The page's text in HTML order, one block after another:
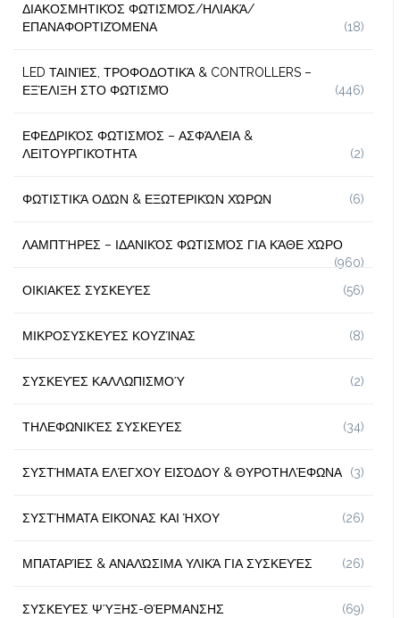
ΔΙΑΚΟΣΜΗΤΙΚΌΣ ΦΩΤΙΣΜΌΣ/ΗΛΙΑΚΆ/
ΕΠΑΝΑΦΟΡΤΙΖΌΜΕΝΑ
(18)
LED ΤΑΙΝΊΕΣ, ΤΡΟΦΟΔΟΤΙΚΆ & CONTROLLERS –
ΕΞΈΛΙΞΗ ΣΤΟ ΦΩΤΙΣΜΌ
(446)
ΕΦΕΔΡΙΚΌΣ ΦΩΤΙΣΜΌΣ – ΑΣΦΆΛΕΙΑ &
ΛΕΙΤΟΥΡΓΙΚΌΤΗΤΑ
(2)
ΦΩΤΙΣΤΙΚΆ ΟΔΏΝ & ΕΞΩΤΕΡΙΚΏΝ ΧΏΡΩΝ (6)
ΛΑΜΠΤΉΡΕΣ – ΙΔΑΝΙΚΌΣ ΦΩΤΙΣΜΌΣ ΓΙΑ ΚΆΘΕ ΧΏΡΟ
(960)
ΟΙΚΙΑΚΈΣ ΣΥΣΚΕΥΈΣ
(56)
ΜΙΚΡΟΣΥΣΚΕΥΈΣ ΚΟΥΖΊΝΑΣ (8)
ΣΥΣΚΕΥΈΣ ΚΑΛΛΩΠΙΣΜΟΎ (2)
ΤΗΛΕΦΩΝΙΚΈΣ ΣΥΣΚΕΥΈΣ (34)
ΣΥΣΤΉΜΑΤΑ ΕΛΈΓΧΟΥ ΕΙΣΌΔΟΥ & ΘΥΡΟΤΗΛΈΦΩΝΑ (3)
ΣΥΣΤΉΜΑΤΑ ΕΙΚΌΝΑΣ ΚΑΙ ΉΧΟΥ (26)
ΜΠΑΤΑΡΊΕΣ & ΑΝΑΛΏΣΙΜΑ ΥΛΙΚΆ ΓΙΑ ΣΥΣΚΕΥΈΣ (26)
ΣΥΣΚΕΥΈΣ ΨΎΞΗΣ-ΘΈΡΜΑΝΣΗΣ (69)